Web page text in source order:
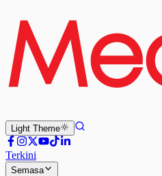
Light Theme
Terkini
Semasa